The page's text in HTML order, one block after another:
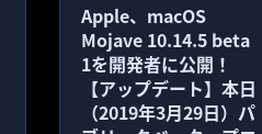
Apple、macOS
Mojave 10.14.5 beta
1を開発者に公開！
【アップデート】本日
（2019年3月29日）パ